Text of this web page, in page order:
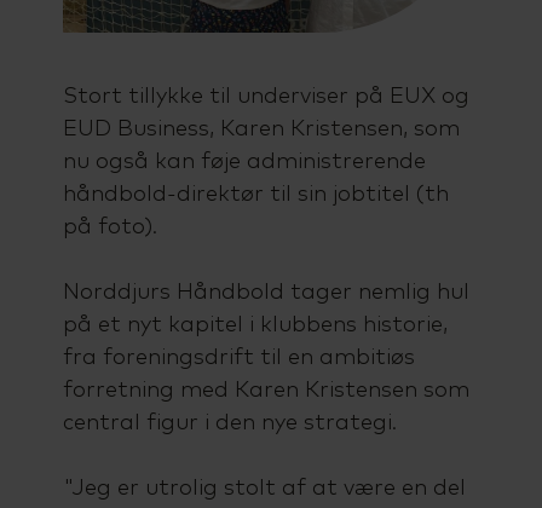
Stort tillykke til underviser på EUX og
EUD Business, Karen Kristensen, som
nu også kan føje administrerende
håndbold-direktør til sin jobtitel (th
på foto).
Norddjurs Håndbold tager nemlig hul
på et nyt kapitel i klubbens historie,
fra foreningsdrift til en ambitiøs
forretning med Karen Kristensen som
central figur i den nye strategi.
"Jeg er utrolig stolt af at være en del